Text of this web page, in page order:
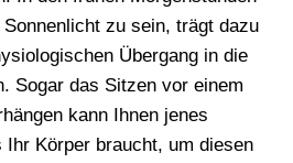
zu sein, trägt dazu
Übergang in die
Sogar das Sitzen vor einem
kann Ihnen jenes
Ihr Körper braucht, um diesen